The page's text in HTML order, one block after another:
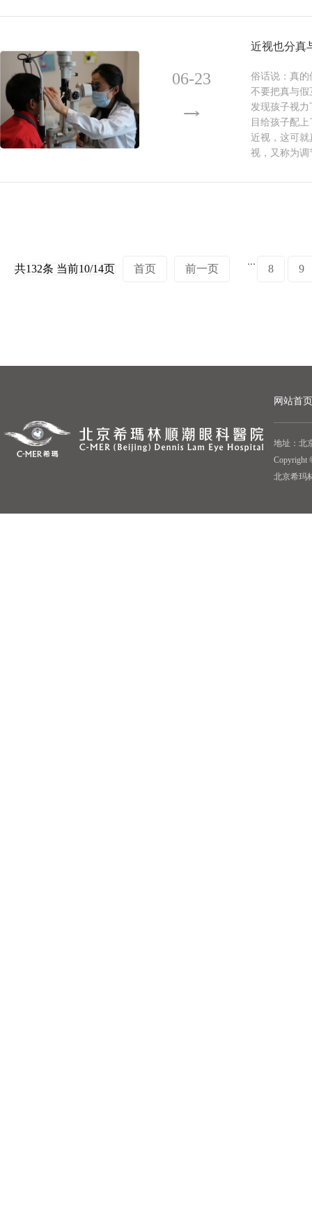
06-23
近视也分真
俗话说：真
不要把真与假
发现孩子视
目给孩子配
近视，这可
视，又称为调
共132条 当前10/14页 首页 前一页
...
8 9
网站首页
地址：北
Copyright
北京希玛